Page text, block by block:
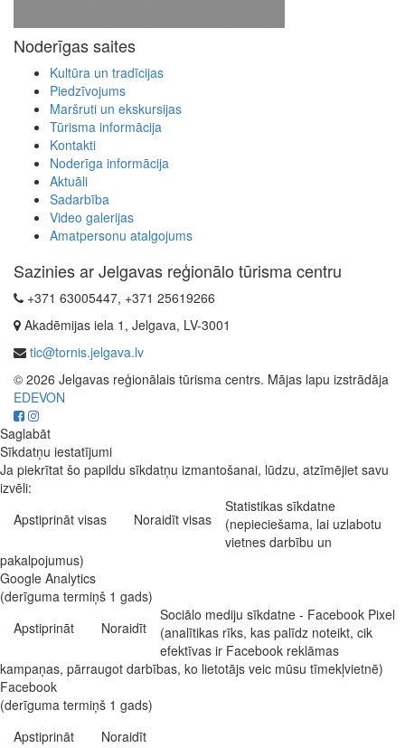
Noderīgas saites
Kultūra un tradīcijas
Piedzīvojums
Maršruti un ekskursijas
Tūrisma informācija
Kontakti
Noderīga informācija
Aktuāli
Sadarbība
Video galerijas
Amatpersonu atalgojums
Sazinies ar Jelgavas reģionālo tūrisma centru
+371 63005447, +371 25619266
Akadēmijas iela 1, Jelgava, LV-3001
tic@tornis.jelgava.lv
© 2026 Jelgavas reģionālais tūrisma centrs. Mājas lapu izstrādāja
EDEVON
Saglabāt
Sīkdatņu iestatījumi
Ja piekrītat šo papildu sīkdatņu izmantošanai, lūdzu, atzīmējiet savu
izvēli:
Apstiprināt visas
Noraidīt visas
Statistikas sīkdatne
(nepieciešama, lai uzlabotu
vietnes darbību un
pakalpojumus)
Google Analytics
(derīguma termiņš 1 gads)
Apstiprināt
Noraidīt
Sociālo mediju sīkdatne - Facebook Pixel
(analītikas rīks, kas palīdz noteikt, cik
efektīvas ir Facebook reklāmas
kampaņas, pārraugot darbības, ko lietotājs veic mūsu tīmekļvietnē)
Facebook
(derīguma termiņš 1 gads)
Apstiprināt
Noraidīt